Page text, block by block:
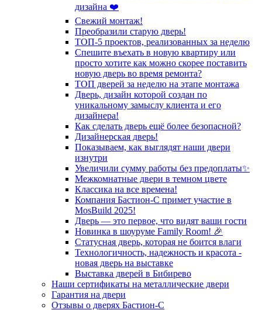
дизайна ❤️
Свежий монтаж!
Преобразили старую дверь!
ТОП-5 проектов, реализованных за неделю
Спешите въехать в новую квартиру или
просто хотите как можно скорее поставить
новую дверь во время ремонта?
ТОП дверей за неделю на этапе монтажа
Дверь, дизайн которой создан по
уникальному замыслу клиента и его
дизайнера!
Как сделать дверь ещё более безопасной?
Дизайнерская дверь!
Показываем, как выглядят наши двери
изнутри
Увеличили сумму работы без предоплаты✨
Межкомнатные двери в темном цвете
Классика на все времена!
Компания Бастион-С примет участие в
MosBuild 2025!
Дверь — это первое, что видят ваши гости
Новинка в шоуруме Family Room! 🎉
Статусная дверь, которая не боится влаги
Технологичность, надежность и красота -
новая дверь на выставке
Выставка дверей в Бибирево
Наши сертификаты на металлические двери
Гарантия на двери
Отзывы о дверях Бастион-С